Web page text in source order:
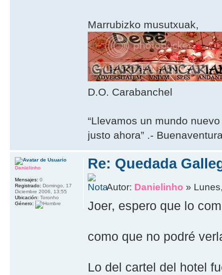
Marrubizko musutxuak,
D.O. Carabanchel
“Llevamos un mundo
justo ahora” .-
Re: Quedada
Autor: Danielinho »
Joer, espero que lo
como que no podré
Lo del cartel del hotel
Danielinho
Mensajes: 0
Registrado: Domingo, 17
Diciembre 2006, 13:55
Ubicación: Toronho
Género: